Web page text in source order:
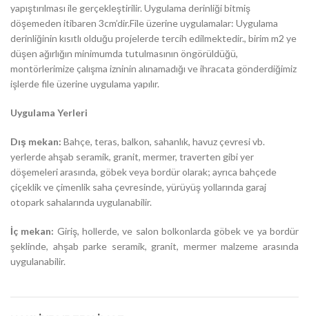
yapıştırılması ile gerçekleştirilir. Uygulama derinliği bitmiş
döşemeden itibaren 3cm’dir.File üzerine uygulamalar: Uygulama
derinliğinin kısıtlı olduğu projelerde tercih edilmektedir., birim m2 ye
düşen ağırlığın minimumda tutulmasının öngörüldüğü,
montörlerimize çalışma izninin alınamadığı ve ihracata gönderdiğimiz
işlerde file üzerine uygulama yapılır.
Uygulama Yerleri
Dış mekan: Bahçe, teras, balkon, sahanlık, havuz çevresi vb.
yerlerde ahşab seramik, granit, mermer, traverten gibi yer
döşemeleri arasında, göbek veya bordür olarak; ayrıca bahçede
çiçeklik ve çimenlik saha çevresinde, yürüyüş yollarında garaj
otopark sahalarında uygulanabilir.
İç mekan: Giriş, hollerde, ve salon bolkonlarda göbek ve ya bordür
şeklinde, ahşab parke seramik, granit, mermer malzeme arasında
uygulanabilir.